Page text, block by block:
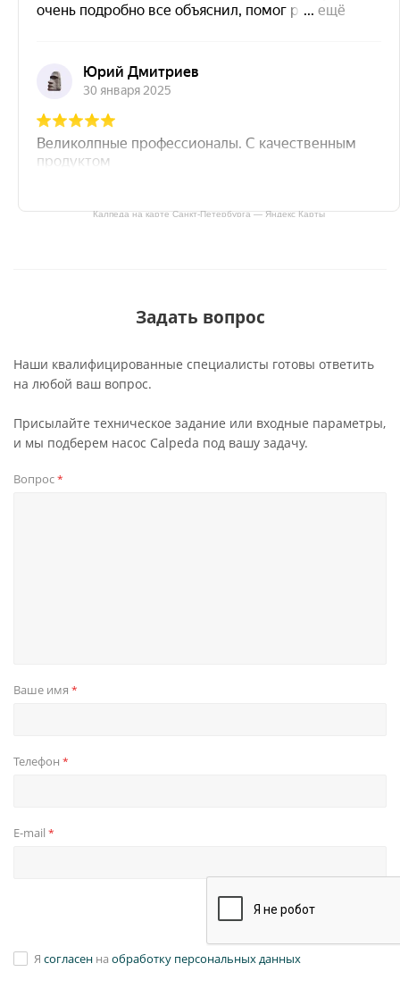
Калпеда на карте Санкт‑Петербурга — Яндекс Карты
Задать вопрос
Наши квалифицированные специалисты готовы ответить
на любой ваш вопрос.
Присылайте техническое задание или входные параметры,
и мы подберем насос Calpeda под вашу задачу.
Вопрос*
Ваше имя *
Телефон *
E-mail *
Я согласен на обработку персональных данных